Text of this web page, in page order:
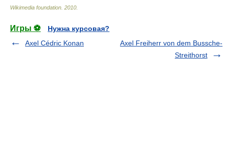
Wikimedia foundation 2010
Игры ⚽
Нужна курсовая?
Axel Cédric Konan
Axel Freiherr von dem Bussche-
Streithorst